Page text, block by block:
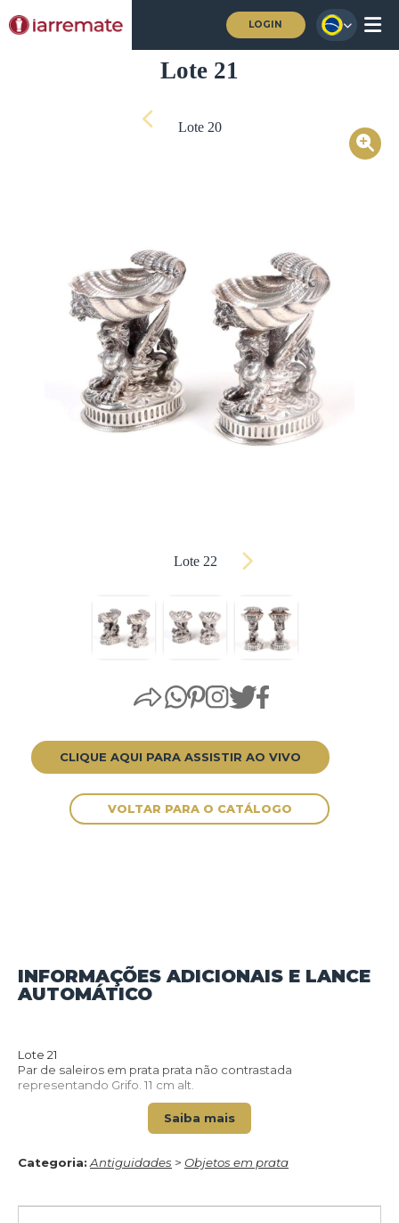
LOGIN
Lote 21
Lote 20
Lote 22
INFORMAÇÕES ADICIONAIS E LANCE
AUTOMÁTICO
Lote 21
Par de saleiros em prata prata não contrastada
representando Grifo. 11 cm alt.
Saiba mais
Categoria: Antiguidades > Objetos em prata
CLIQUE AQUI PARA ASSISTIR AO VIVO